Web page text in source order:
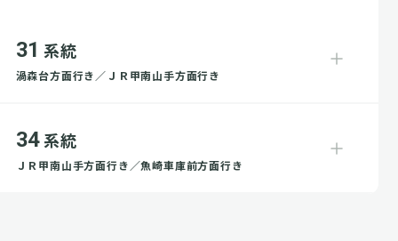
31 系統
渦森台方面行き／ＪＲ甲南山手方面行き
34 系統
ＪＲ甲南山手方面行き／魚崎車庫前方面行き